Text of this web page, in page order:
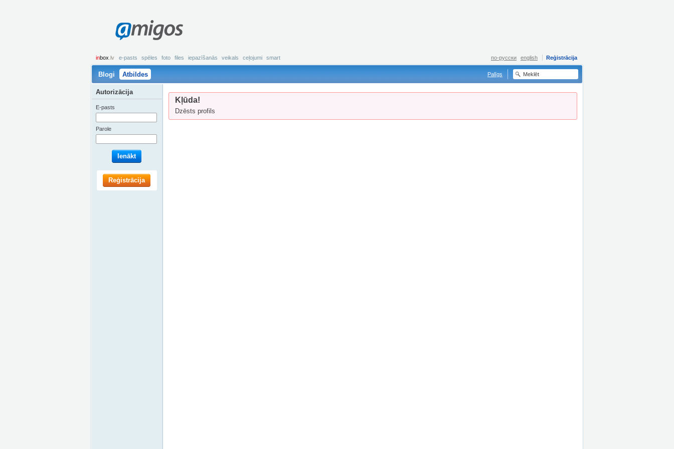
amigos
inbox .lv e-pasts spēles foto files iepazīšanās veikals ceļojumi smart Reģistrācija
по-русски english
Blogi Atbildes Palīgs
Kļūda!
Dzēsts profils
Autorizācija
E-pasts
Parole
Ienākt
Reģistrācija